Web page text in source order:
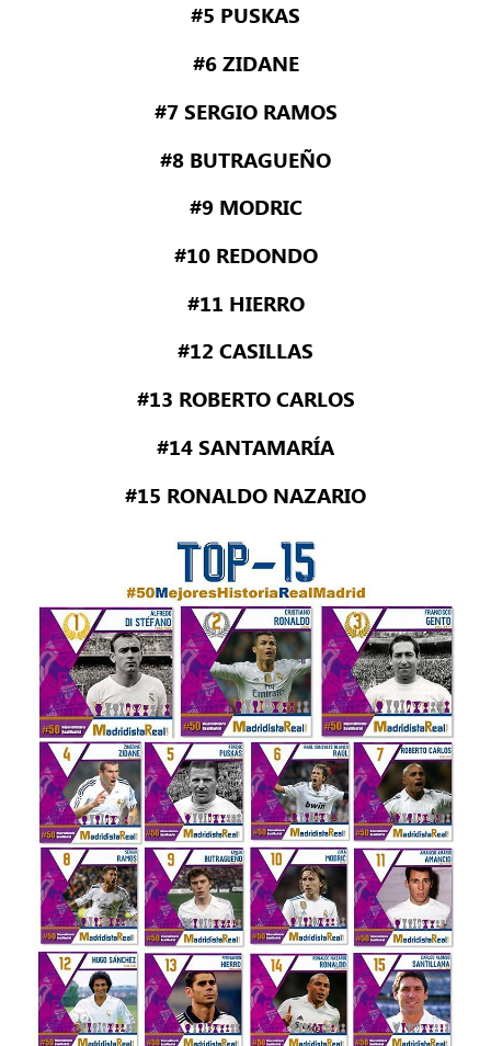
#5 PUSKAS
#6 ZIDANE
#7 SERGIO RAMOS
#8 BUTRAGUEÑO
#9 MODRIC
#10 REDONDO
#11 HIERRO
#12 CASILLAS
#13 ROBERTO CARLOS
#14 SANTAMARÍA
#15 RONALDO NAZARIO